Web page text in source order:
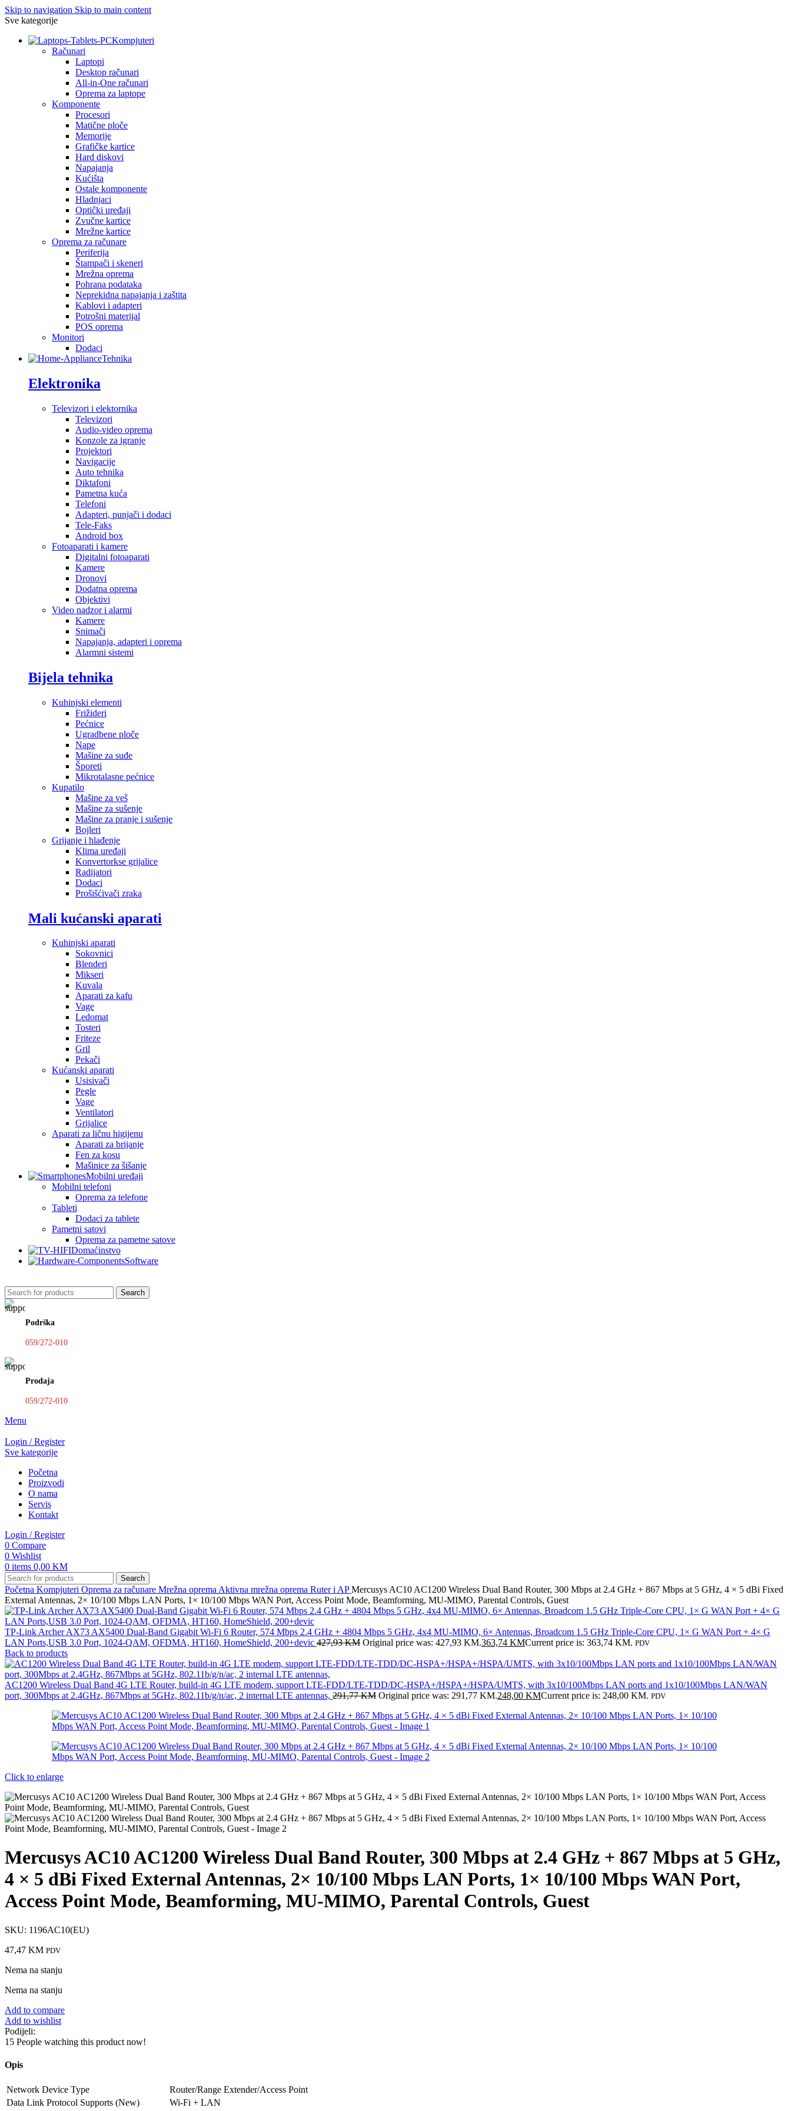
Skip to navigation Skip to main content
Sve kategorije
Kompjuteri
Računari
Laptopi
Desktop računari
All-in-One računari
Oprema za laptope
Komponente
Procesori
Matične ploče
Memorije
Grafičke kartice
Hard diskovi
Napajanja
Kućišta
Ostale komponente
Hladnjaci
Optički uređaji
Zvučne kartice
Mrežne kartice
Oprema za računare
Periferija
Štampači i skeneri
Mrežna oprema
Pohrana podataka
Neprekidna napajanja i zaštita
Kablovi i adapteri
Potrošni materijal
POS oprema
Monitori
Dodaci
Tehnika
Elektronika
Televizori i elektornika
Televizori
Audio-video oprema
Konzole za igranje
Projektori
Navigacije
Auto tehnika
Diktafoni
Pametna kuća
Telefoni
Adapteri, punjači i dodaci
Tele-Faks
Android box
Fotoaparati i kamere
Digitalni fotoaparati
Kamere
Dronovi
Dodatna oprema
Objektivi
Video nadzor i alarmi
Kamere
Snimači
Napajanja, adapteri i oprema
Alarmni sistemi
Bijela tehnika
Kuhinjski elementi
Frižideri
Pećnice
Ugradbene ploče
Nape
Mašine za suđe
Šporeti
Mikrotalasne pećnice
Kupatilo
Mašine za veš
Mašine za sušenje
Mašine za pranje i sušenje
Bojleri
Grijanje i hlađenje
Klima uređaji
Konvertorkse grijalice
Radijatori
Dodaci
Prošišćivači zraka
Mali kućanski aparati
Kuhinjski aparati
Sokovnici
Blenderi
Mikseri
Kuvala
Aparati za kafu
Vage
Ledomat
Tosteri
Friteze
Gril
Pekači
Kućanski aparati
Usisivači
Pegle
Vage
Ventilatori
Grijalice
Aparati za ličnu higijenu
Aparati za brijanje
Fen za kosu
Mašinice za šišanje
Mobilni uređaji
Mobilni telefoni
Oprema za telefone
Tableti
Dodaci za tablete
Pametni satovi
Oprema za pametne satove
Domaćinstvo
Software
Search
Podrška
059/272-010
Prodaja
059/272-010
Menu
Login / Register
Sve kategorije
Početna
Proizvodi
O nama
Servis
Kontakt
Login / Register
0 Compare
0 Wishlist
0 items 0,00 KM
Search
Početna Kompjuteri Oprema za računare Mrežna oprema Aktivna mrežna oprema Ruter i APMercusys AC10 AC1200 Wireless Dual Band Router, 300 Mbps at 2.4 GHz + 867 Mbps at 5 GHz, 4 × 5 dBi Fixed
External Antennas, 2× 10/100 Mbps LAN Ports, 1× 10/100 Mbps WAN Port, Access Point Mode, Beamforming, MU-MIMO, Parental Controls, Guest
TP-Link Archer AX73 AX5400 Dual-Band Gigabit Wi-Fi 6 Router, 574 Mbps 2.4 GHz + 4804 Mbps 5 GHz, 4x4 MU-MIMO, 6× Antennas, Broadcom 1.5 GHz Triple-Core CPU, 1× G WAN Port + 4× G
LAN Ports,USB 3.0 Port, 1024-QAM, OFDMA, HT160, HomeShield, 200+devic 427,93KM Original price was: 427,93 KM.363,74 KMCurrent price is: 363,74 KM. PDV
Back to products
AC1200 Wireless Dual Band 4G LTE Router, build-in 4G LTE modem, support LTE-FDD/LTE-TDD/DC-HSPA+/HSPA+/HSPA/UMTS, with 3x10/100Mbps LAN ports and 1x10/100Mbps LAN/WAN
port, 300Mbps at 2.4GHz, 867Mbps at 5GHz, 802.11b/g/n/ac, 2 internal LTE antennas, 291,77KM Original price was: 291,77 KM.248,00 KMCurrent price is: 248,00 KM. PDV
Click to enlarge
Mercusys AC10 AC1200 Wireless Dual Band Router, 300 Mbps at 2.4 GHz + 867 Mbps at 5 GHz,
4 × 5 dBi Fixed External Antennas, 2× 10/100 Mbps LAN Ports, 1× 10/100 Mbps WAN Port,
Access Point Mode, Beamforming, MU-MIMO, Parental Controls, Guest
SKU: 1196AC10(EU)
47,47 KM PDV
Nema na stanju
Nema na stanju
Add to compare
Add to wishlist
Podijeli:
15 People watching this product now!
Opis
Network Device Type
Router/Range Extender/Access Point
Data Link Protocol Supports (New)
Wi-Fi + LAN